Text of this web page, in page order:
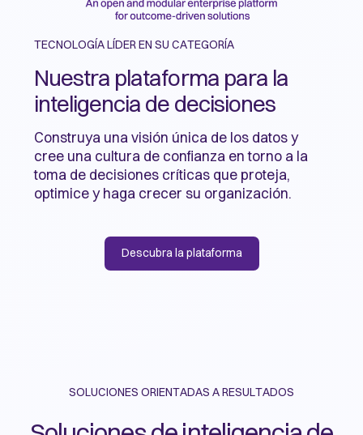
TECNOLOGÍA LÍDER EN SU CATEGORÍA
Nuestra plataforma para la
inteligencia de decisiones
Construya una visión única de los datos y
cree una cultura de confianza en torno a la
toma de decisiones críticas que proteja,
optimice y haga crecer su organización.
Descubra la plataforma
SOLUCIONES ORIENTADAS A RESULTADOS